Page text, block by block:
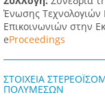
Ένωσης Τεχνολογιών
Επικοινωνιών στην
eProceedings
ΣΤΟΙΧΕΙΑ
ΠΟΛΥΜΕΣΩΝ